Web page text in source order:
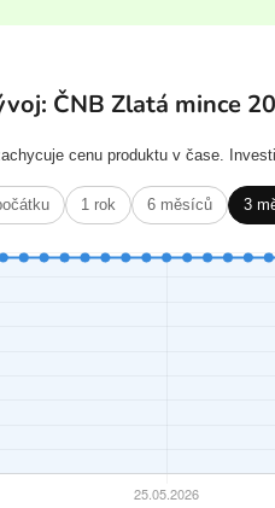
ČNB Zlatá mince
cenu produktu v čase.
1 rok 6 měsíců 3